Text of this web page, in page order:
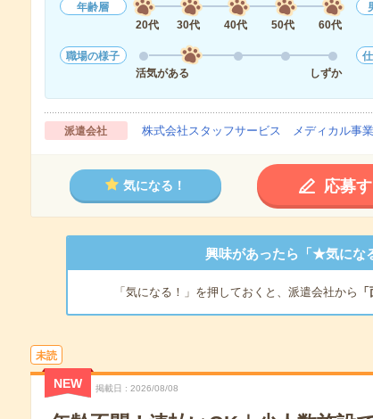
年齢層
20代
30代 40代 50代 60代
職場の様子
活気がある
しずか
派遣会社 株式会社スタッフサービス メディカル事
気になる！ 応募
興味があったら「★気にな
「気になる！」を押しておくと、派遣会社から
未読
NEW 掲載日 2026/08/08